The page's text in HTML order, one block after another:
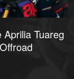
Tuareg